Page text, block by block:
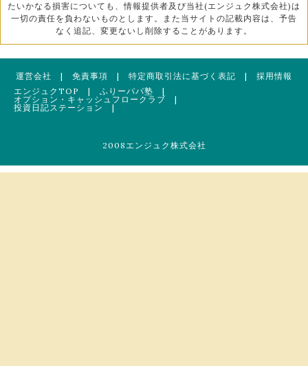
たいかなる損害についても、情報提供者及び当社(エンジュク株式会社)は
一切の責任を負わないものとします。また当サイトの記載内容は、予告
なく追記、変更ないし削除することがあります。
運営会社 | 免責事項 | 特定商取引法に基づく表記 | 採用情報
エンジュクTOP
| ふりーパパ塾 |
オプション・キャッシュフロークラブ |
投資日記ステーション
|
2008エンジュク株式会社